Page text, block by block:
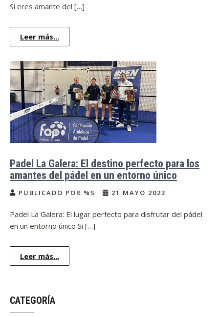
Si eres amante del […]
Leer más...
Padel La Galera: El destino perfecto para los
amantes del pádel en un entorno único
PUBLICADO POR %S 21 MAYO 2023
Padel La Galera: El lugar perfecto para disfrutar del pádel
en un entorno único Si […]
Leer más...
CATEGORÍA